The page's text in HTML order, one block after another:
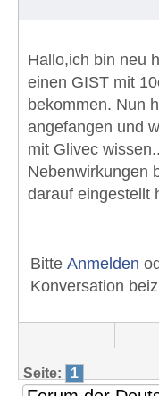
Hallo,ich bin neu
einen GIST mit
bekommen. Nun
angefangen und
mit Glivec
Nebenwirkungen
darauf eingestellt
Bitte Anmelden
Konversation
Seite: 1